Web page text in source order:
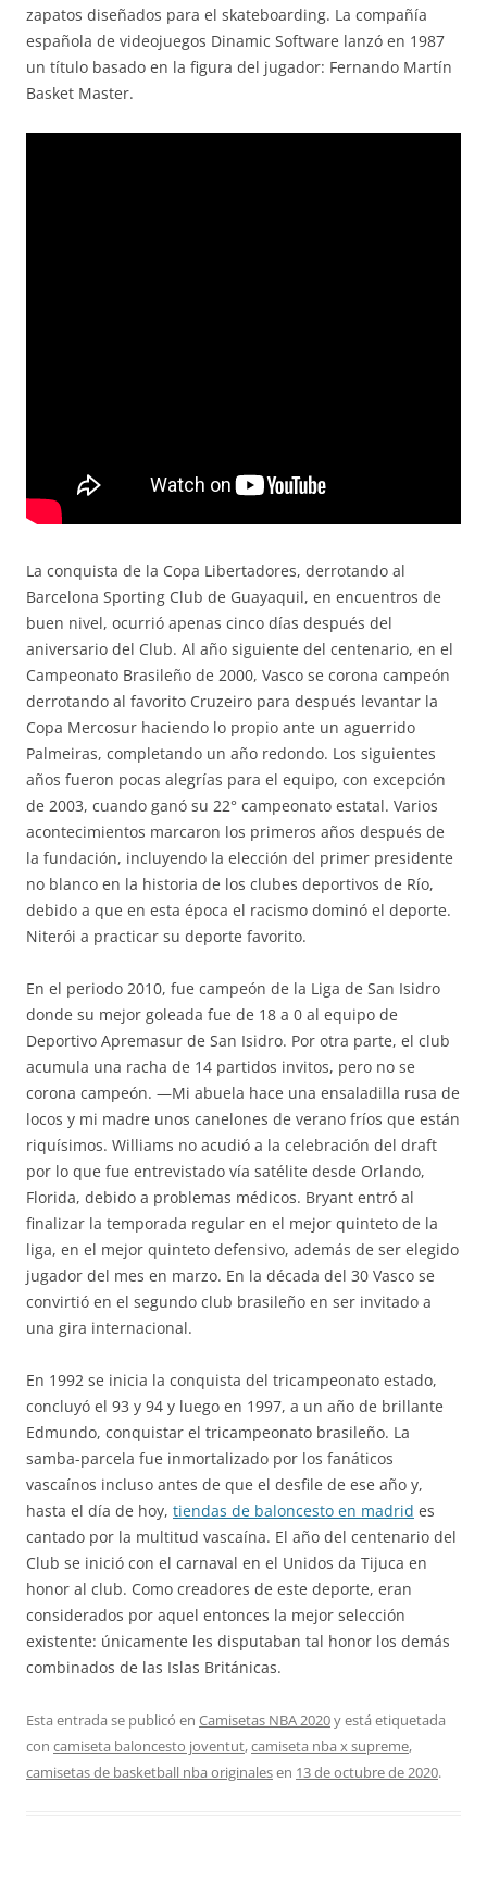
zapatos diseñados para el skateboarding. La compañía
española de videojuegos Dinamic Software lanzó en 1987
un título basado en la figura del jugador: Fernando Martín
Basket Master.
La conquista de la Copa Libertadores, derrotando al
Barcelona Sporting Club de Guayaquil, en encuentros de
buen nivel, ocurrió apenas cinco días después del
aniversario del Club. Al año siguiente del centenario, en el
Campeonato Brasileño de 2000, Vasco se corona campeón
derrotando al favorito Cruzeiro para después levantar la
Copa Mercosur haciendo lo propio ante un aguerrido
Palmeiras, completando un año redondo. Los siguientes
años fueron pocas alegrías para el equipo, con excepción
de 2003, cuando ganó su 22° campeonato estatal. Varios
acontecimientos marcaron los primeros años después de
la fundación, incluyendo la elección del primer presidente
no blanco en la historia de los clubes deportivos de Río,
debido a que en esta época el racismo dominó el deporte.
Niterói a practicar su deporte favorito.
En el periodo 2010, fue campeón de la Liga de San Isidro
donde su mejor goleada fue de 18 a 0 al equipo de
Deportivo Apremasur de San Isidro. Por otra parte, el club
acumula una racha de 14 partidos invitos, pero no se
corona campeón. —Mi abuela hace una ensaladilla rusa de
locos y mi madre unos canelones de verano fríos que están
riquísimos. Williams no acudió a la celebración del draft
por lo que fue entrevistado vía satélite desde Orlando,
Florida, debido a problemas médicos. Bryant entró al
finalizar la temporada regular en el mejor quinteto de la
liga, en el mejor quinteto defensivo, además de ser elegido
jugador del mes en marzo. En la década del 30 Vasco se
convirtió en el segundo club brasileño en ser invitado a
una gira internacional.
En 1992 se inicia la conquista del tricampeonato estado,
concluyó el 93 y 94 y luego en 1997, a un año de brillante
Edmundo, conquistar el tricampeonato brasileño. La
samba-parcela fue inmortalizado por los fanáticos
vascaínos incluso antes de que el desfile de ese año y,
hasta el día de hoy, tiendas de baloncesto en madrid es
cantado por la multitud vascaína. El año del centenario del
Club se inició con el carnaval en el Unidos da Tijuca en
honor al club. Como creadores de este deporte, eran
considerados por aquel entonces la mejor selección
existente: únicamente les disputaban tal honor los demás
combinados de las Islas Británicas.
Esta entrada se publicó en Camisetas NBA 2020y está etiquetada
con camiseta baloncesto joventut,camiseta nba x supreme,
camisetas de basketball nba originalesen 13 de octubre de 2020.